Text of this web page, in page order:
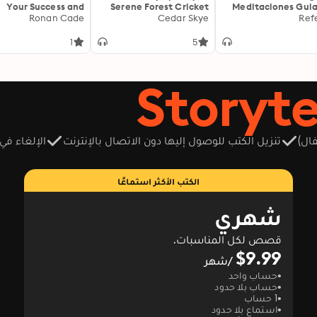
Meditaciones
para Calma y
Serene Forest Cricket
Sounds Mixed With
Calm & Relaxation:
Cedar Skye
5
Your Success and
Conquer the Exam
Unlock engaging
Ronan Cade
1
تنزيل الكتب للوصول إليها دون الاتصال بالإنترنت الإلغاء
الكتب الأكثر استماعًا
شهري
قصص لكل المناسبات.
$9.99 /شهر
حساب واحد
حساب بلا حدود
1 حساب
استماع بلا حدود